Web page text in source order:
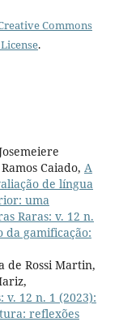
Commons
.
Caiado, A
de língua
uma
Raras: v. 12 n.
da gamificação:
de Rossi Martin,
v. 12 n. 1 (2023):
reflexões